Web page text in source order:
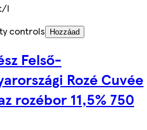
l
controls
Hozzáad
Felső-
Rozé Cuvée
rozébor 11,5% 750